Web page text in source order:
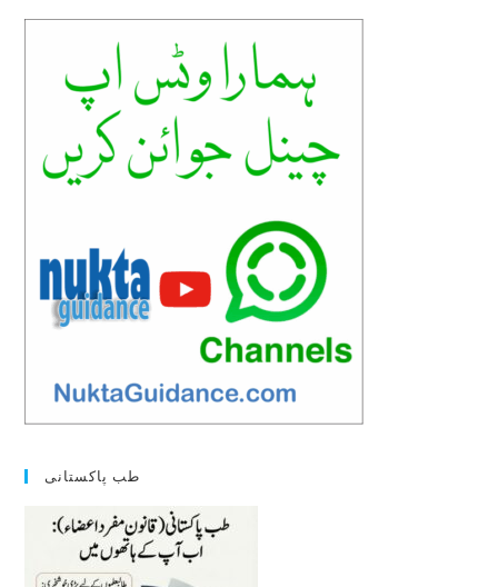
طب پاکستانی